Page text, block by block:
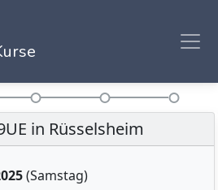
in Rüsselsheim
(Samstag)